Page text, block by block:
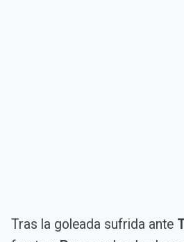
Tras la goleada sufrida ante